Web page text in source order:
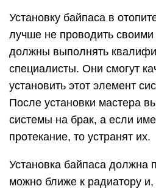
Установку байпаса в
лучше не проводить
должны выполнять
специалисты. Они смогут
установить этот элемент
После установки мастера
системы на брак, а если
протекание, то устранят их.
Установка байпаса должна
можно ближе к радиатору